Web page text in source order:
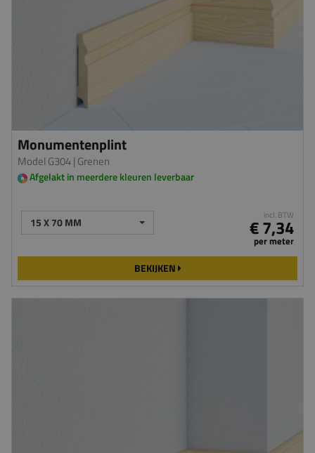
Monumentenplint
Model G304| Grenen
Afgelakt in meerdere kleuren leverbaar
15 X 70 MM incl. BTW
€ 7,34
per meter
BEKIJKEN